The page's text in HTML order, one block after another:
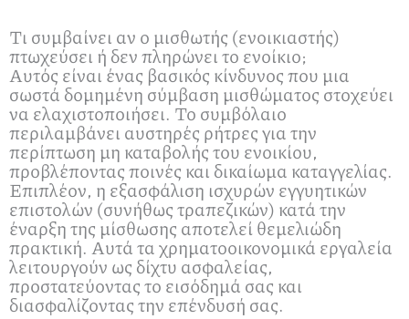
Τι συμβαίνει αν ο μισθωτής (ενοικιαστής)
πτωχεύσει ή δεν πληρώνει το ενοίκιο;
Αυτός είναι ένας βασικός κίνδυνος που μια
σωστά δομημένη σύμβαση μισθώματος στοχεύει
να ελαχιστοποιήσει. Το συμβόλαιο
περιλαμβάνει αυστηρές ρήτρες για την
περίπτωση μη καταβολής του ενοικίου,
προβλέποντας ποινές και δικαίωμα καταγγελίας.
Επιπλέον, η εξασφάλιση ισχυρών εγγυητικών
επιστολών (συνήθως τραπεζικών) κατά την
έναρξη της μίσθωσης αποτελεί θεμελιώδη
πρακτική. Αυτά τα χρηματοοικονομικά εργαλεία
λειτουργούν ως δίχτυ ασφαλείας,
προστατεύοντας το εισόδημά σας και
διασφαλίζοντας την επένδυσή σας.